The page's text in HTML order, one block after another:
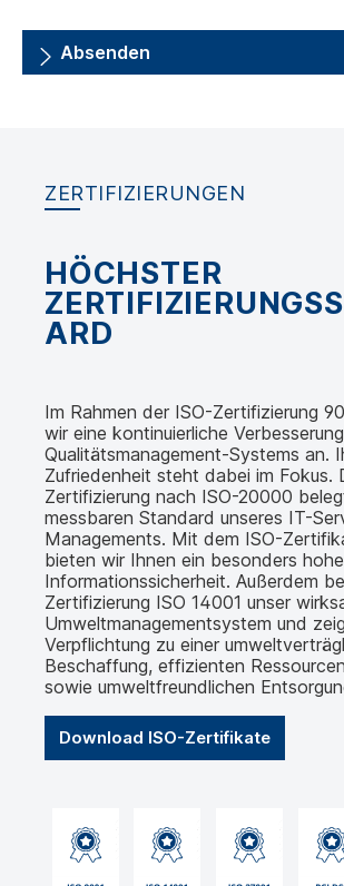
Absenden
ZERTIFIZIERUNGEN
HÖCHSTER
ARD
Im Rahmen der ISO-Zertifizierung
wir eine kontinuierliche
Qualitätsmanagement-Systems an.
Zufriedenheit steht dabei im Fokus.
Zertifizierung nach ISO-20000
messbaren Standard unseres IT-
Managements. Mit dem ISO-
bieten wir Ihnen ein besonders
Informationssicherheit. Außerdem
Zertifizierung ISO 14001 unser
Umweltmanagementsystem und
Verpflichtung zu einer
Beschaffung, effizienten
sowie umweltfreundlichen
Download ISO-Zertifikate